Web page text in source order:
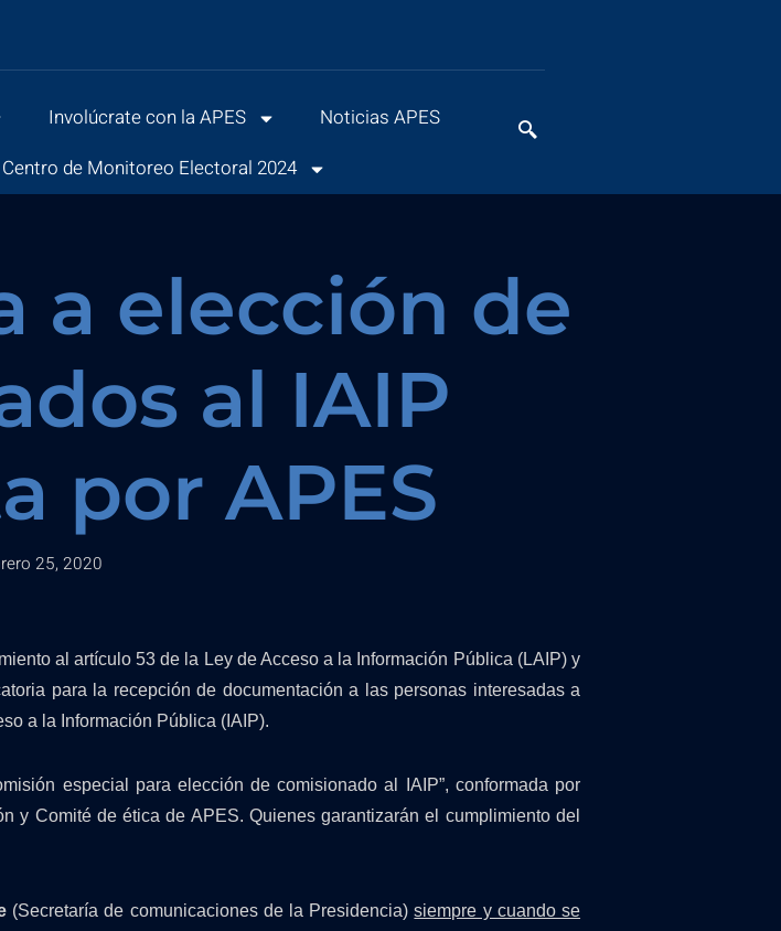
Involúcrate con la APES
Noticias APES
Centro de Monitoreo Electoral 2024
a elección de
al IAIP
por APES
25, 2020
al artículo 53 de la Ley de Acceso a la Información Pública (LAIP) y
para la recepción de documentación a las personas interesadas a
a la Información Pública (IAIP).
especial para elección de comisionado al IAIP”, conformada por
y Comité de ética de APES. Quienes garantizarán el cumplimiento del
(Secretaría de comunicaciones de la Presidencia)siempre y cuando se